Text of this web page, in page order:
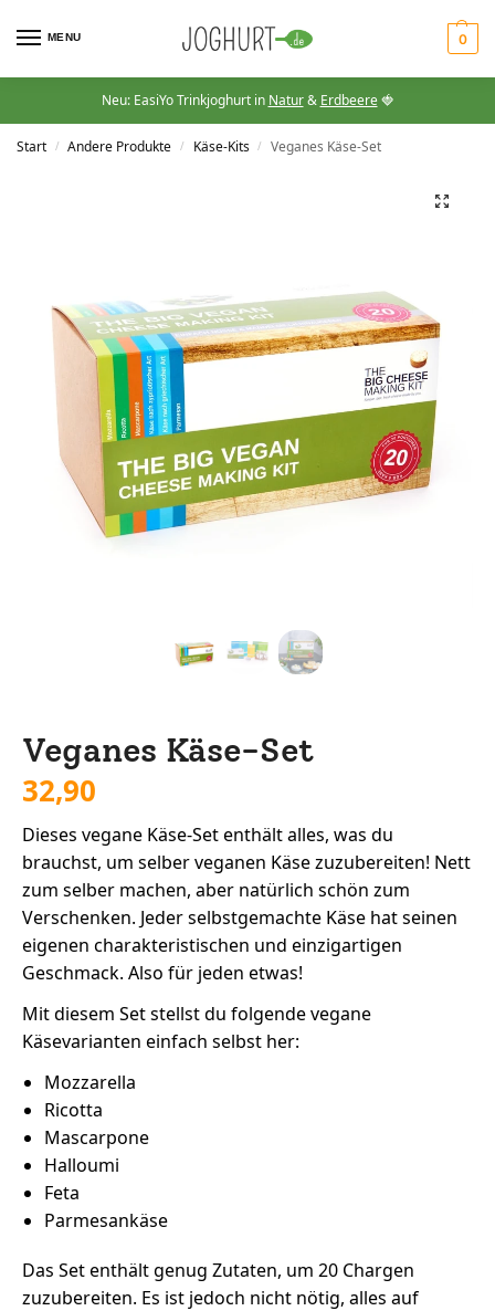
MENU 0
Neu: EasiYo Trinkjoghurt in Natur& Erdbeere🍓
Start / Andere Produkte / Käse-Kits / Veganes Käse-Set
Veganes Käse-Set
32,90
Dieses vegane Käse-Set enthält alles, was du
brauchst, um selber veganen Käse zuzubereiten! Nett
zum selber machen, aber natürlich schön zum
Verschenken. Jeder selbstgemachte Käse hat seinen
eigenen charakteristischen und einzigartigen
Geschmack. Also für jeden etwas!
Mit diesem Set stellst du folgende vegane
Käsevarianten einfach selbst her:
Mozzarella
Ricotta
Mascarpone
Halloumi
Feta
Parmesankäse
Das Set enthält genug Zutaten, um 20 Chargen
zuzubereiten. Es ist jedoch nicht nötig, alles auf